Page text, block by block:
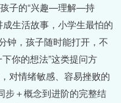
子的“兴趣—理解—持
生活故事，小学生最怕的
钟，孩子随时能打开，不
你的想法”这类提问方
对情绪敏感、容易挫败的
步＋概念到进阶的完整结